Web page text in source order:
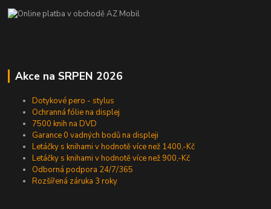
Akce na SRPEN 2026
Dotykové pero - stylus
Ochranná fólie na displej
7500 knih na DVD
Garance 0 vadných bodů na displeji
Letáčky s knihami v hodnotě více než 1400,-Kč
Letáčky s knihami v hodnotě více než 900,-Kč
Odborná podpora 24/7/365
Rozšířená záruka 3 roky